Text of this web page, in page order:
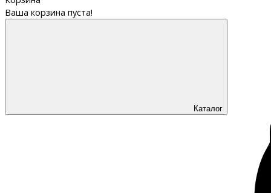
Ваша корзина пуста!
Каталог